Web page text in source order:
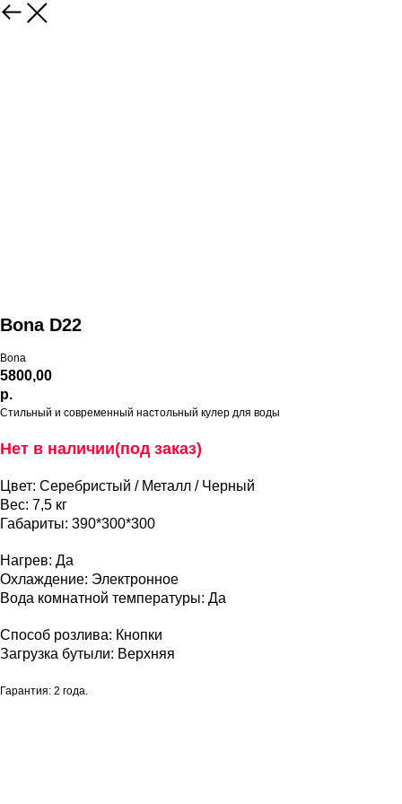
Bona D22
Bona
5800,00
р.
Стильный и современный настольный кулер для воды
Нет в наличии(под заказ)
Цвет: Серебристый / Металл / Черный
Вес: 7,5 кг
Габариты: 390*300*300
Нагрев: Да
Охлаждение: Электронное
Вода комнатной температуры: Да
Способ розлива: Кнопки
Загрузка бутыли: Верхняя
Гарантия: 2 года.